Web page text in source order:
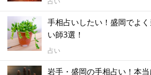
手相占いしたい！盛岡でよ
い師3選！
占い
岩手・盛岡の手相占い！本